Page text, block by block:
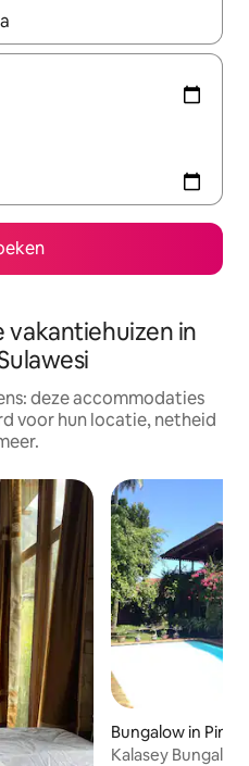
zijn, maak je een keuze
vakantiehuizen in
deze accommodaties
voor hun locatie, netheid
Bungalow in
Kalasey Bungalow